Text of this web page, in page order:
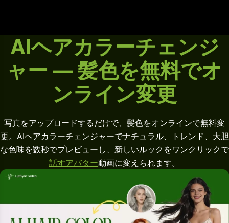
AIヘアカラーチェンジ
ャー — 髪色を無料でオ
ンライン変更
写真をアップロードするだけで、髪色をオンラインで無料変
更。AIヘアカラーチェンジャーでナチュラル、トレンド、大胆
な色味を数秒でプレビューし、新しいルックをワンクリックで
話すアバター動画に変えられます。